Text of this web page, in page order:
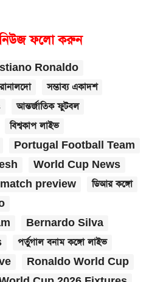
ফলো করুন
Ronaldo
সম্ভাব্য একাদশ
আন্তর্জাতিক ফুটবল
বিশ্বকাপ লাইভ
Portugal Football Team
World Cup News
preview
ডিআর কঙ্গো
Bernardo Silva
পর্তুগাল বনাম কঙ্গো লাইভ
Ronaldo World Cup